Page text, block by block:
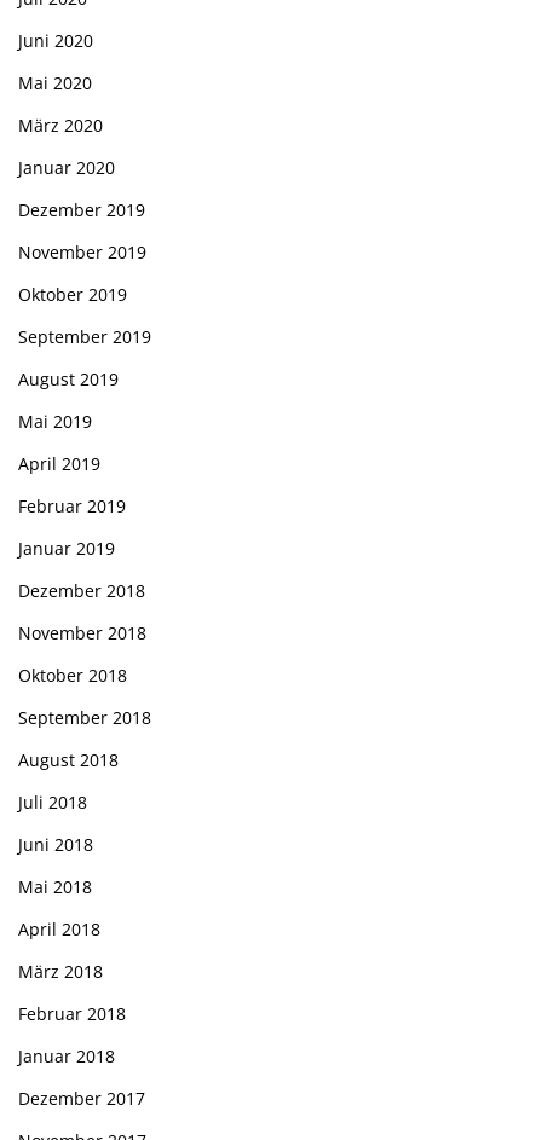
Juni 2020
Mai 2020
März 2020
Januar 2020
Dezember 2019
November 2019
Oktober 2019
September 2019
August 2019
Mai 2019
April 2019
Februar 2019
Januar 2019
Dezember 2018
November 2018
Oktober 2018
September 2018
August 2018
Juli 2018
Juni 2018
Mai 2018
April 2018
März 2018
Februar 2018
Januar 2018
Dezember 2017